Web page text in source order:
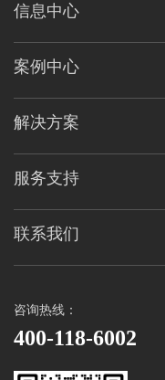
信息中心
案例中心
解决方案
服务支持
联系我们
咨询热线：
400-118-6002